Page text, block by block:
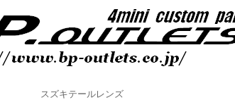
スズキテールレンズ